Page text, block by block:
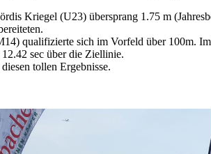
Kriegel (U23) übersprang 1.75 m
qualifizierte sich im Vorfeld über 100m.
sec über die Ziellinie.
tollen Ergebnisse.